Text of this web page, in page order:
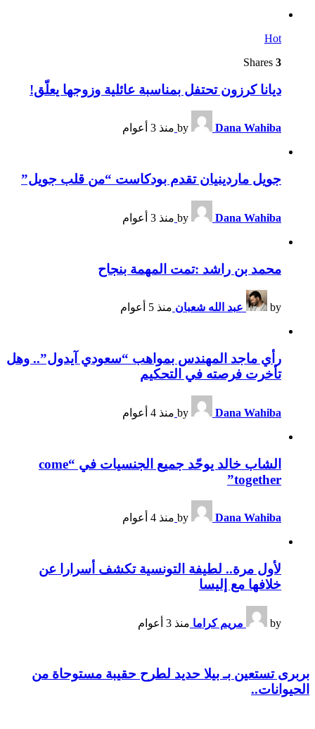
Hot
3
ديانا كرزون تحتفل بمناسبة عائلية وزوجها يعلّق!
by Dana Wahiba منذ 3 أعوام
جويل ماردينيان تقدم بودكاست “من قلب جويل”
by Dana Wahiba منذ 3 أعوام
محمد بن راشد :تمت المهمة بنجاح
by عبد الله شعبان منذ 5 أعوام
رأي ماجد المهندس بمواهب “سعودي آيدول”.. وهل
تأخرت فرصته في التحكيم
by Dana Wahiba منذ 4 أعوام
الشاب خالد يوحّد جميع الجنسيات في “come
together”
by Dana Wahiba منذ 4 أعوام
لأول مرة.. لطيفة التونسية تكشف أسرارا عن
خلافها مع إليسا
by مريم كراما منذ 3 أعوام
بربرى تستعين بـ بيلا حديد لطرح حقيبة مستوحاة من
الحيوانات..